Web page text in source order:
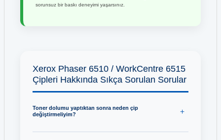
sorunsuz bir baskı deneyimi yaşarsınız.
Xerox Phaser 6510 / WorkCentre 6515
Çipleri Hakkında Sıkça Sorulan Sorular
Toner dolumu yaptıktan sonra neden çip
değiştirmeliyim?